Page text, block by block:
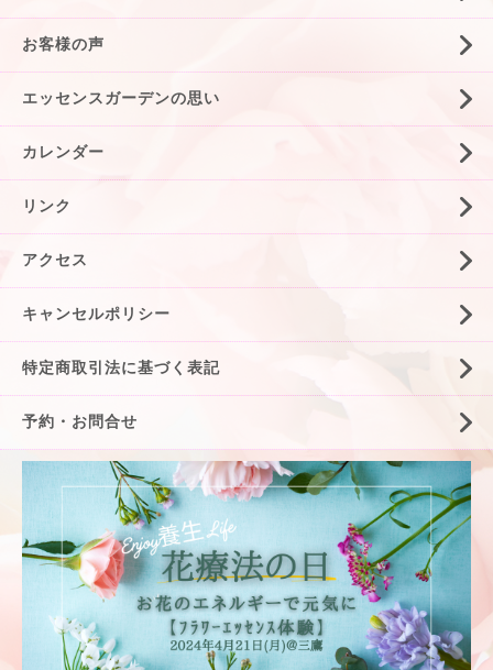
お客様の声
エッセンスガーデンの思い
カレンダー
リンク
アクセス
キャンセルポリシー
特定商取引法に基づく表記
予約・お問合せ